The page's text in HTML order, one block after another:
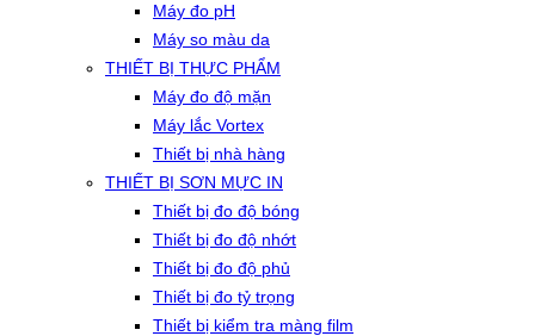
Máy đo pH
Máy so màu da
THIẾT BỊ THỰC PHẨM
Máy đo độ mặn
Máy lắc Vortex
Thiết bị nhà hàng
THIẾT BỊ SƠN MỰC IN
Thiết bị đo độ bóng
Thiết bị đo độ nhớt
Thiết bị đo độ phủ
Thiết bị đo tỷ trọng
Thiết bị kiểm tra màng film